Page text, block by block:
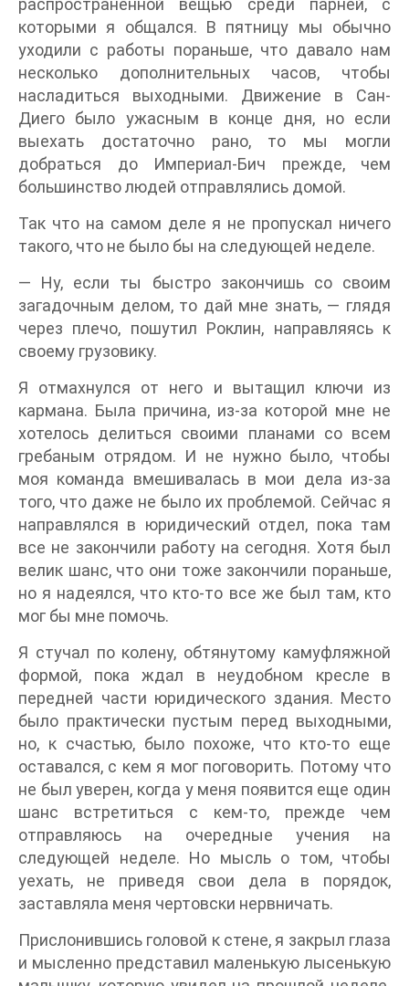
распространенной вещью среди парней, с
которыми я общался. В пятницу мы обычно
уходили с работы пораньше, что давало нам
несколько дополнительных часов, чтобы
насладиться выходными. Движение в Сан-
Диего было ужасным в конце дня, но если
выехать достаточно рано, то мы могли
добраться до Империал-Бич прежде, чем
большинство людей отправлялись домой.
Так что на самом деле я не пропускал ничего
такого, что не было бы на следующей неделе.
— Ну, если ты быстро закончишь со своим
загадочным делом, то дай мне знать, — глядя
через плечо, пошутил Роклин, направляясь к
своему грузовику.
Я отмахнулся от него и вытащил ключи из
кармана. Была причина, из-за которой мне не
хотелось делиться своими планами со всем
гребаным отрядом. И не нужно было, чтобы
моя команда вмешивалась в мои дела из-за
того, что даже не было их проблемой. Сейчас я
направлялся в юридический отдел, пока там
все не закончили работу на сегодня. Хотя был
велик шанс, что они тоже закончили пораньше,
но я надеялся, что кто-то все же был там, кто
мог бы мне помочь.
Я стучал по колену, обтянутому камуфляжной
формой, пока ждал в неудобном кресле в
передней части юридического здания. Место
было практически пустым перед выходными,
но, к счастью, было похоже, что кто-то еще
оставался, с кем я мог поговорить. Потому что
не был уверен, когда у меня появится еще один
шанс встретиться с кем-то, прежде чем
отправляюсь на очередные учения на
следующей неделе. Но мысль о том, чтобы
уехать, не приведя свои дела в порядок,
заставляла меня чертовски нервничать.
Прислонившись головой к стене, я закрыл глаза
и мысленно представил маленькую лысенькую